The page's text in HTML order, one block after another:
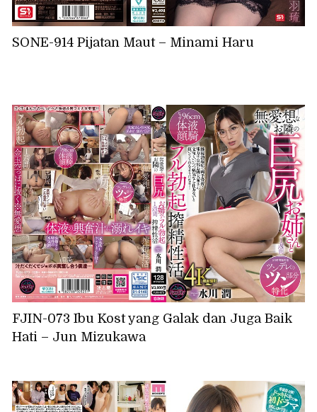
SONE-914 Pijatan Maut – Minami Haru
FJIN-073 Ibu Kost yang Galak dan Juga Baik
Hati – Jun Mizukawa